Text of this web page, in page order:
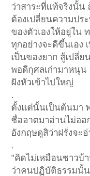
ว่าสาระที่แท้จริงนั้น
ต้องเปลี่ยนความปร
ของตัวเองให้อยู่ใน
ทุกอย่างจะดีขึ้นเอง
เป็นของยาก สู้เปลี่
พอดีกุศลเก่ามาหนุน
ฝังหัวเข้าไปใหญ่
.
ตั้งแต่นั้นเป็นต้นมา
ชื่ออาตมาอ่านไม่ออ
อังกฤษดูสิว่าฝรั่งจะ
.
"คิดไม่เหมือนชาวบ้
ว่าคนปฏิบัติธรรมนั้